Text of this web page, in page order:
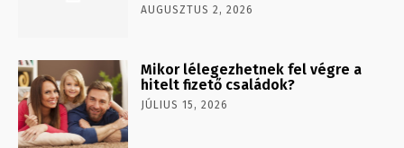
AUGUSZTUS 2, 2026
Mikor lélegezhetnek fel végre a
hitelt fizető családok?
JÚLIUS 15, 2026